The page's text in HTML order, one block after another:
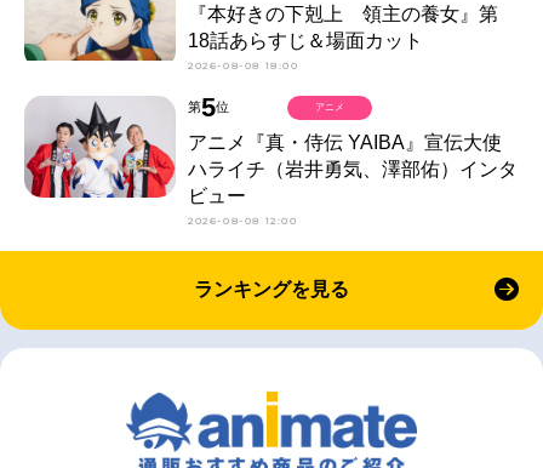
『本好きの下剋上 領主の養女』第
18話あらすじ＆場面カット
2026-08-08 18:00
第5位
アニメ『真・侍伝 YAIBA』宣伝大使
ハライチ（岩井勇気、澤部佑）インタ
ビュー
2026-08-08 12:00
アニメ
ランキングを見る